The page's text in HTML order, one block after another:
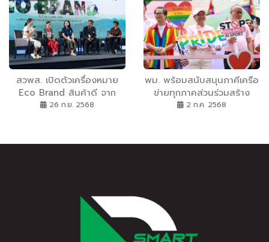
สวพส. เปิดตัวเครื่องหมาย
Eco Brand สินค้าดี จาก
เกษตรกรดี สู่ผู้บริโภคที่รักสิ่ง
26 ก.ย. 2568
พม. พร้อมสนับสนุนภาคีเครือ
ข่ายทุกภาคส่วนร่วมสร้าง
สังคมแห่งความเท่าเทียม
ทุกคนเท่าเทียมกัน
2 ก.ค. 2568